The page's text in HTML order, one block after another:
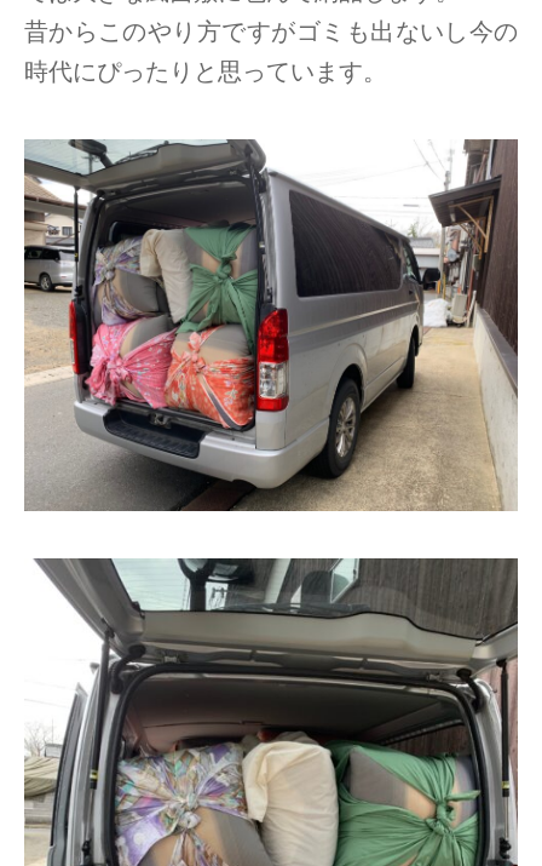
昔からこのやり方ですがゴミも出ないし今の
時代にぴったりと思っています。